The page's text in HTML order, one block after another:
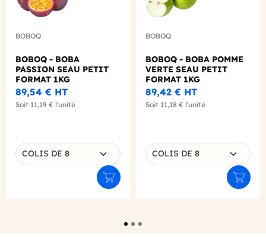
BOBOQ
BOBOQ - BOBA
PASSION SEAU PETIT
FORMAT 1KG
89,54 € HT
Soit 11,19 € l'unité
Choisissez une déclinaison
COLIS DE 8
Ajouter au panier
BOBOQ
BOBOQ - BOBA POMME
VERTE SEAU PETIT
FORMAT 1KG
89,42 € HT
Soit 11,18 € l'unité
Choisissez une déclinaison
COLIS DE 8